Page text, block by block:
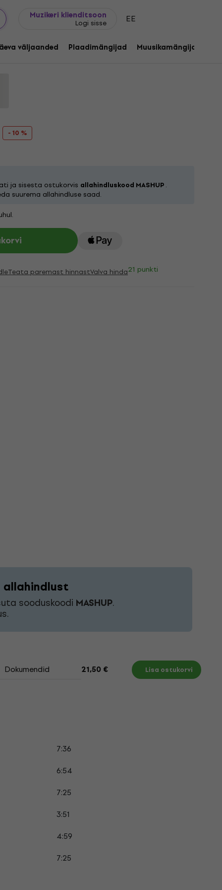
Muzikeri klienditsoon
Logi sisse EE
väljaanded Plaadimängijad Muusikamängijad
Duna Jam (Limited Edition) (LP)
- 10 %
ja sisesta ostukorvis allahindluskood MASHUP.
suurema allahindluse saad.
Teata paremast hinnastValva hinda21 punkti
sooduskoodi MASHUP.
Dokumendid 21,50 € Lisa ostukorvi
7:36
6:54
7:25
3:51
4:59
7:25